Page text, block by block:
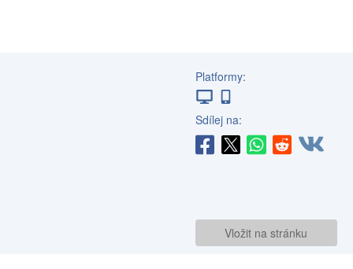
Platformy:
Sdílej na:
Vložit na stránku